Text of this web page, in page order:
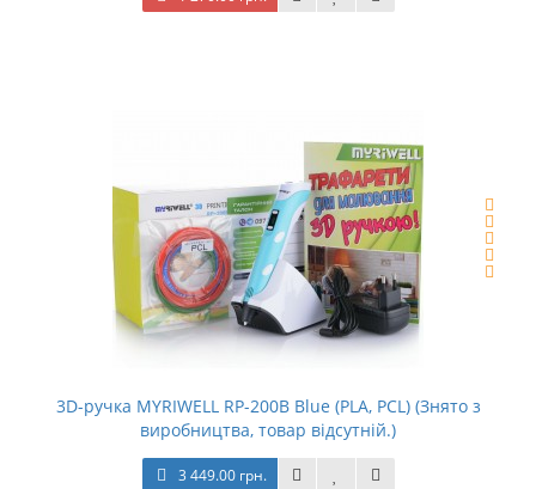
3D-ручка MYRIWELL RP-200B Blue (PLA, PCL) (Знято з
виробництва, товар відсутній.)
3 449.00 грн.